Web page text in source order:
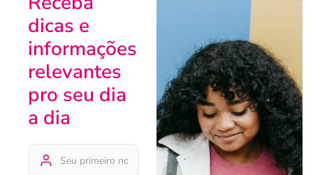
dicas e
informações
relevantes
pro seu dia
a dia